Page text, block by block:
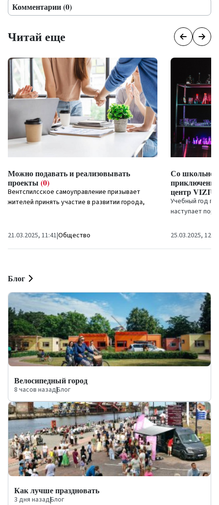
Комментарии (0)
Читай еще
Можно подавать и реализовывать
проекты (0)
Вентспилсское самоуправление призывает
жителей принять участие в развитии города,
21.03.2025, 11:41|Общество
Со
центр
Учебный год
наступает
и...
25.03.2025, 12:23
Блог
Велосипедный город
8 часов назад|Блог
Как лучше праздновать
3 дня назад|Блог